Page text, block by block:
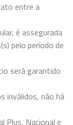
entre a
é assegurada
pelo período de
será garantido
inválidos, não há
Plus, Nacional e